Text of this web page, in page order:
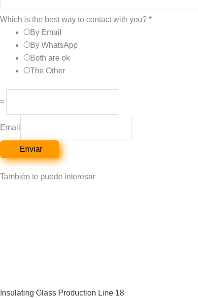
Which is the best way to contact with you? *
By Email
By WhatsApp
Both are ok
The Other
=
Email
Enviar
También te puede interesar
Insulating Glass Production Line 18